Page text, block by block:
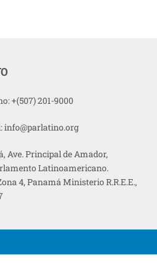
+(507) 201-9000
info@parlatino.org
Ave. Principal de Amador,
Latinoamericano.
4, Panamá Ministerio R.R.E.E.,